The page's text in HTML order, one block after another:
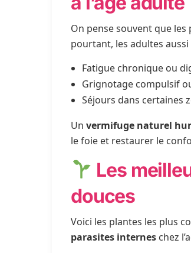
On pense souvent que
pourtant, les adultes
Fatigue chronique ou
Grignotage compulsif
Séjours dans certaines
Un vermifuge naturel
le foie et restaurer le
Les
douces
Voici les plantes les plus
parasites internes chez